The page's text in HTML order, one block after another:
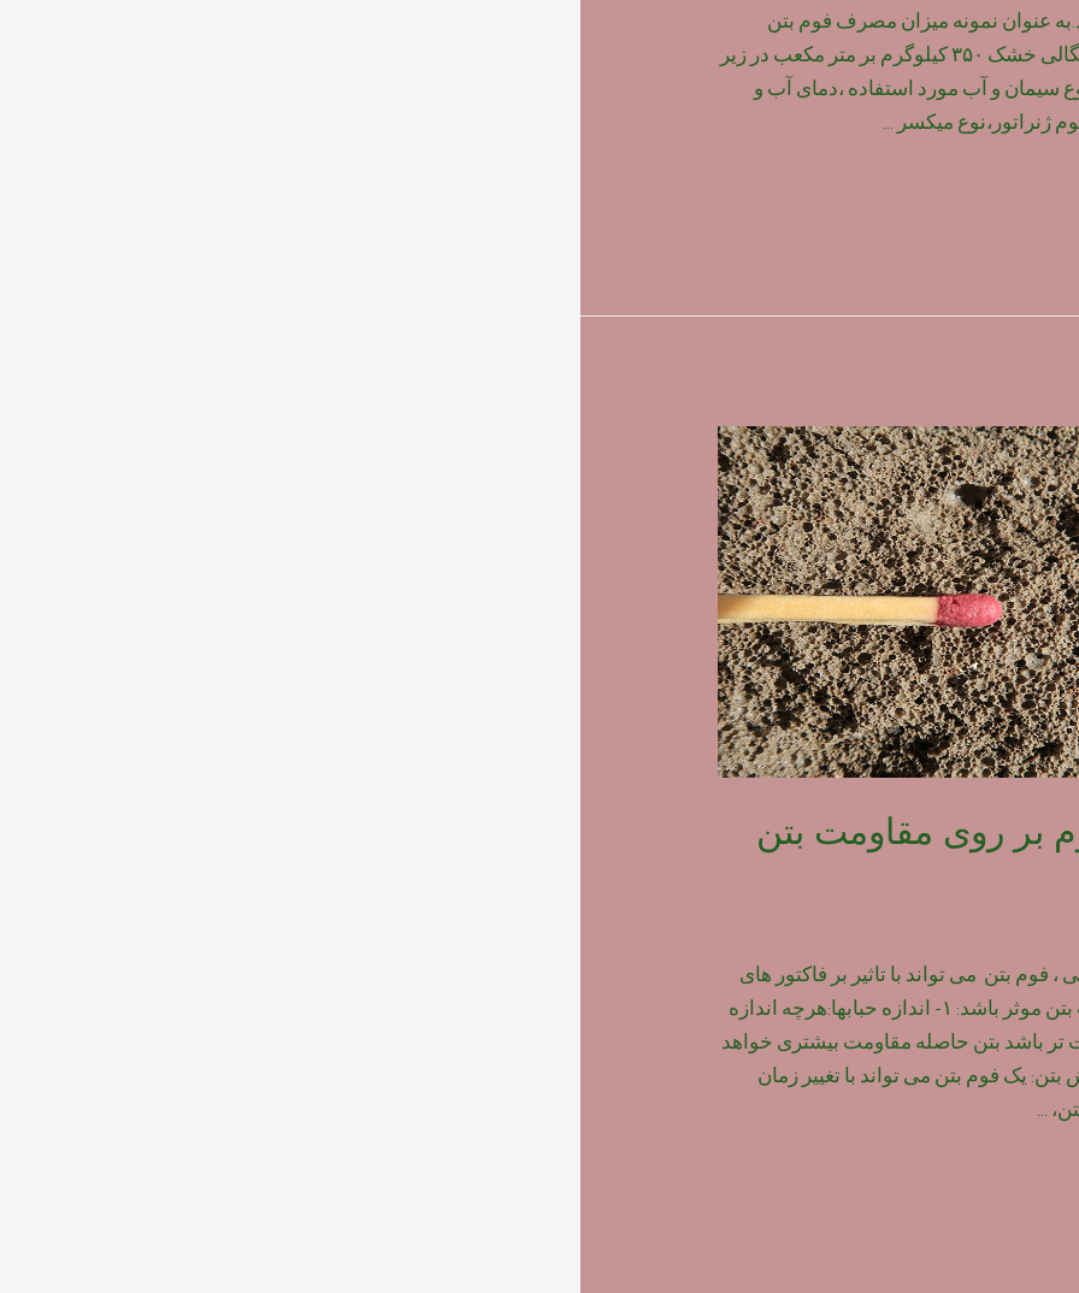
عنوان نمونه میزان مصرف فوم بتن
پلیمری برای بتن با چگالی خشک ۳۵۰ کیلوگرم بر متر مکعب در زیر
سیمان و آب مورد استفاده ،دمای آب و
ژنراتور،نوع میکسر …
بر روی مقاومت بتن
فوم بتن می تواند با تاثیر بر فاکتور های
زیر ، بر روی مقاومت بتن موثر باشد: ۱- اندازه حبابها:هرچه اندازه
تر باشد بتن حاصله مقاومت بیشتری خواهد
بتن: یک فوم بتن می تواند با تغییر زمان
…